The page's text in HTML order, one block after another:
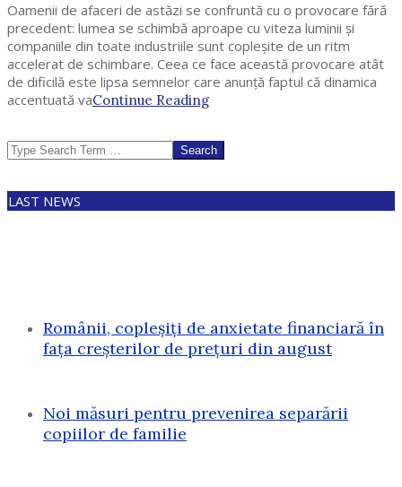
Oamenii de afaceri de astăzi se confruntă cu o provocare fără
precedent: lumea se schimbă aproape cu viteza luminii și
companiile din toate industriile sunt copleșite de un ritm
accelerat de schimbare. Ceea ce face această provocare atât
de dificilă este lipsa semnelor care anunță faptul că dinamica
accentuată vaContinue Reading
Search
LAST NEWS
Românii, copleșiți de anxietate financiară în
fața creșterilor de prețuri din august
Noi măsuri pentru prevenirea separării
copiilor de familie